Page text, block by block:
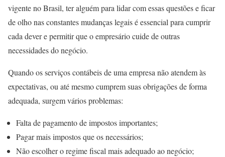
vigente no Brasil, ter alguém para lidar com essas questões e ficar
de olho nas constantes mudanças legais é essencial para cumprir
cada dever e permitir que o empresário cuide de outras
necessidades do negócio.
Quando os serviços contábeis de uma empresa não atendem às
expectativas, ou até mesmo cumprem suas obrigações de forma
adequada, surgem vários problemas:
Falta de pagamento de impostos importantes;
Pagar mais impostos que os necessários;
Não escolher o regime fiscal mais adequado ao negócio;